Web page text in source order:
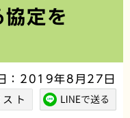
協定を
：2019年8月27日